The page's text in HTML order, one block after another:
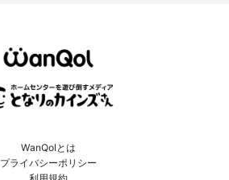
WanQolとは
プライバシーポリシー